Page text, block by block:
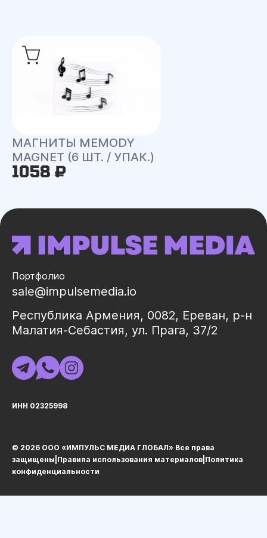
МАГНИТЫ MEMODY
MAGNET (6 ШТ. / УПАК.)
1058 ₽
Портфолио
sale@impulsemedia.io
Республика Армения, 0082, Ереван, р-н
Малатия-Себастия, ул. Прага, 37/2
ИНН 02325998
© 2026 ООО «ИМПУЛЬС МЕДИА ГЛОБАЛ» Все права
защищеныㅤ|ㅤ Правила использования материалов Политика
конфиденциальности